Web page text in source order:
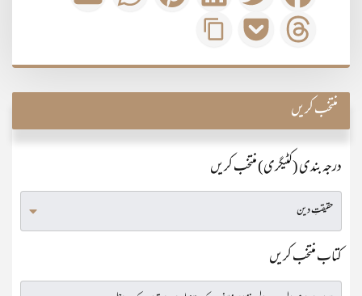
منتخب کریں
درجہ بندی (کٹیگری) منتخب کریں
کتاب منتخب کریں